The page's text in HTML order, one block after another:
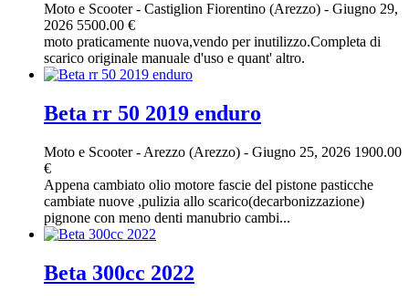
Moto e Scooter- Castiglion Fiorentino (Arezzo) - Giugno 29,
2026 5500.00 €
moto praticamente nuova,vendo per inutilizzo.Completa di
scarico originale manuale d'uso e quant' altro.
Beta rr 50 2019 enduro
Moto e Scooter- Arezzo (Arezzo) - Giugno 25, 2026 1900.00
€
Appena cambiato olio motore fascie del pistone pasticche
cambiate nuove ,pulizia allo scarico(decarbonizzazione)
pignone con meno denti manubrio cambi...
Beta 300cc 2022